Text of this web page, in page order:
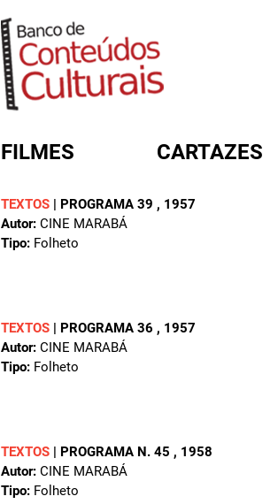
FILMES CARTAZES
TEXTOS | PROGRAMA 39 , 1957
Autor: CINE MARABÁ
Tipo: Folheto
TEXTOS | PROGRAMA 36 , 1957
Autor: CINE MARABÁ
Tipo: Folheto
TEXTOS | PROGRAMA N. 45 , 1958
Autor: CINE MARABÁ
Tipo: Folheto
FORMULÁRIO DE BUSCA